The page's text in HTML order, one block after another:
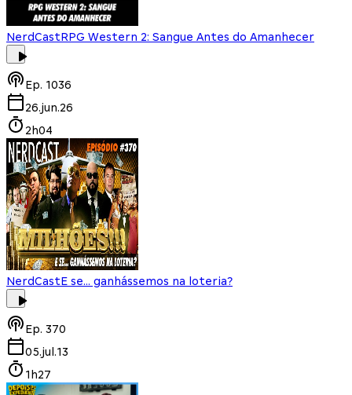
NerdCastRPG Western 2: Sangue Antes do Amanhecer
Ep. 1036
26.jun.26
2h04
NerdCastE se... ganhássemos na loteria?
Ep. 370
05.jul.13
1h27